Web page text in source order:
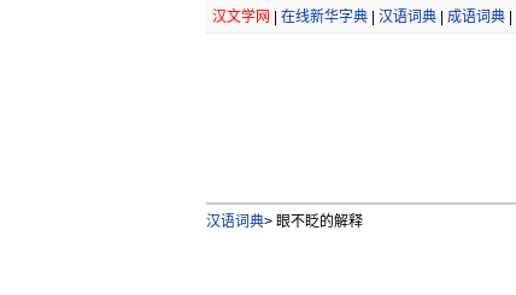
汉文学网 在线新华字典| 汉语词典| 成语词典|
汉语词典>眼不眨的解释